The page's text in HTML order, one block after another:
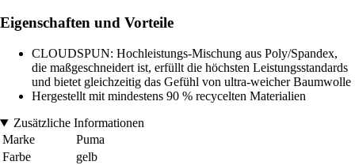
Eigenschaften und Vorteile
CLOUDSPUN: Hochleistungs-Mischung aus Poly/Spandex,
die maßgeschneidert ist, erfüllt die höchsten Leistungsstandards
und bietet gleichzeitig das Gefühl von ultra-weicher Baumwolle
Hergestellt mit mindestens 90 % recycelten Materialien
Zusätzliche Informationen
Marke
Puma
Farbe
gelb